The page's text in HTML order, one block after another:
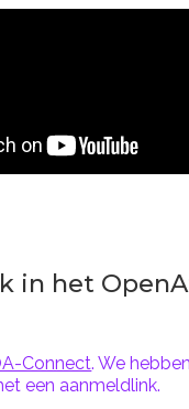
in het
Connect. We
een aanmeldlink.